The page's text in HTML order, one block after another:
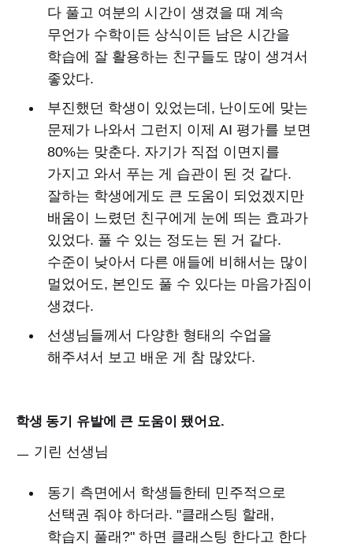
다 풀고 여분의 시간이 생겼을 때 계속
무언가 수학이든 상식이든 남은 시간을
학습에 잘 활용하는 친구들도 많이 생겨서
좋았다.
부진했던 학생이 있었는데, 난이도에 맞는
문제가 나와서 그런지 이제 AI 평가를 보면
80%는 맞춘다. 자기가 직접 이면지를
가지고 와서 푸는 게 습관이 된 것 같다.
잘하는 학생에게도 큰 도움이 되었겠지만
배움이 느렸던 친구에게 눈에 띄는 효과가
있었다. 풀 수 있는 정도는 된 거 같다.
수준이 낮아서 다른 애들에 비해서는 많이
멀었어도, 본인도 풀 수 있다는 마음가짐이
생겼다.
선생님들께서 다양한 형태의 수업을
해주셔서 보고 배운 게 참 많았다.
학생 동기 유발에 큰 도움이 됐어요.
ㅡ 기린 선생님
동기 측면에서 학생들한테 민주적으로
선택권 줘야 하더라. "클래스팅 할래,
학습지 풀래?" 하면 클래스팅 한다고 한다